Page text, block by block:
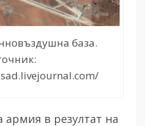
база.
армия в резултат на